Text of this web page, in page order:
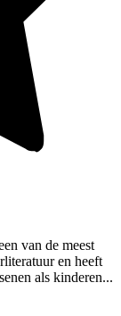
van de meest
en heeft
als kinderen...